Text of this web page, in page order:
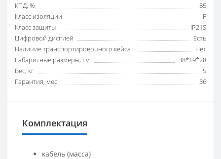
КПД, %
85
Класс изоляции
F
Класс защиты
IP21S
Цифровой дисплей
Есть
Наличие транспортировочного кейса
Нет
Габаритные размеры, см
38*19*28
Вес, кг
5
Гарантия, мес
36
Комплектация
кабель (масса)